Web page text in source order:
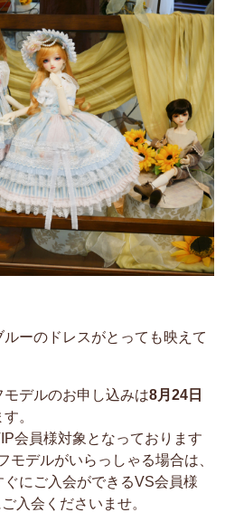
ーのドレスがとっても映えて
デルのお申し込みは8月24日
。
会員様対象となっております
モデルがいらっしゃる場合は、
にご入会ができるVS会員様
入会くださいませ。